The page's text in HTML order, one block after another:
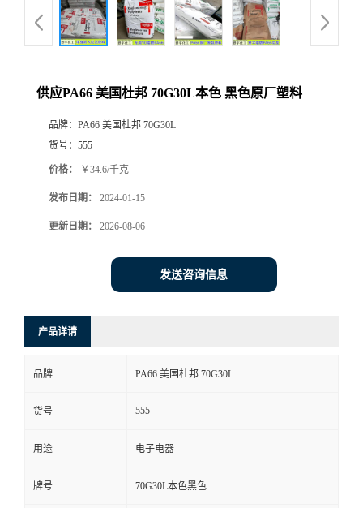
供应PA66 美国杜邦 70G30L本色 黑色原厂塑料
品牌： PA66 美国杜邦 70G30L
货号： 555
价格： ￥34.6/千克
发布日期： 2024-01-15
更新日期： 2026-08-06
发送咨询信息
产品详请
品牌 PA66 美国杜邦 70G30L
货号 555
用途 电子电器
牌号 70G30L本色黑色